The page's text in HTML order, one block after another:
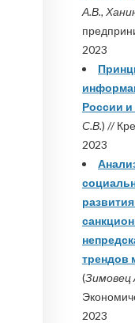
А.В.,
2023
России
С.В.) //
2023
трендов
(Зимовец
2023